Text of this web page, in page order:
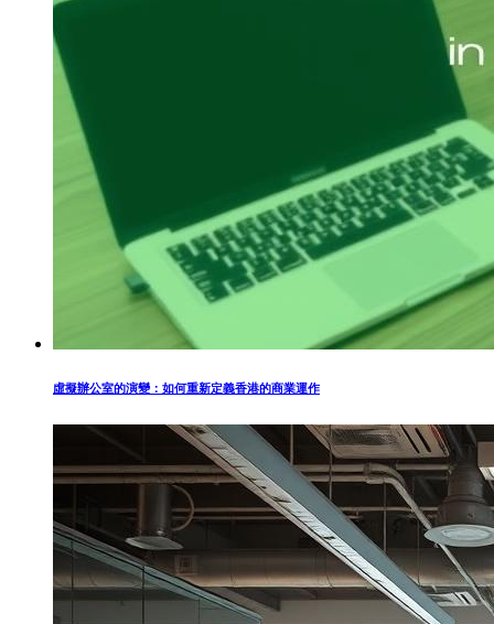
虛擬辦公室的演變：如何重新定義香港的商業運作